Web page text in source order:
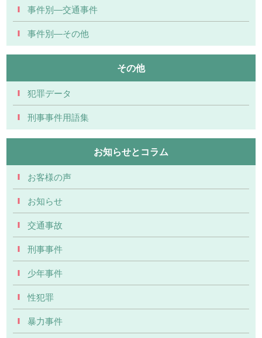
事件別―交通事件
事件別―その他
その他
犯罪データ
刑事事件用語集
お知らせとコラム
お客様の声
お知らせ
交通事故
刑事事件
少年事件
性犯罪
暴力事件